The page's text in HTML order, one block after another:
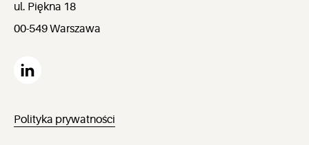
ul. Piękna 18
00-549 Warszawa
Polityka prywatności